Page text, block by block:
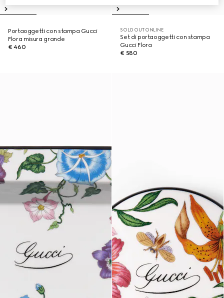
Portaoggetti con stampa Gucci
Flora misura grande
€ 460
SOLD OUT ONLINE
Set di portaoggetti con stampa
Gucci Flora
€ 580